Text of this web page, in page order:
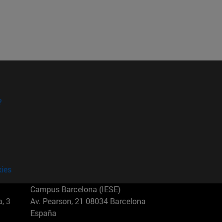
3
Campus Barcelona (IESE)
Av. Pearson, 21 08034 Barcelona
España